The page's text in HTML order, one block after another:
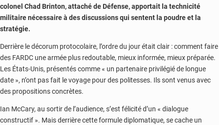
colonel Chad Brinton, attaché de Défense, apportait la technicité
militaire nécessaire à des discussions qui sentent la poudre et la
stratégie.
Derrière le décorum protocolaire, l’ordre du jour était clair : comment faire
des FARDC une armée plus redoutable, mieux informée, mieux préparée.
Les États-Unis, présentés comme « un partenaire privilégié de longue
date », n’ont pas fait le voyage pour des politesses. Ils sont venus avec
des propositions concrètes.
Ian McCary, au sortir de l’audience, s’est félicité d’un « dialogue
constructif ». Mais derrière cette formule diplomatique, se cache un